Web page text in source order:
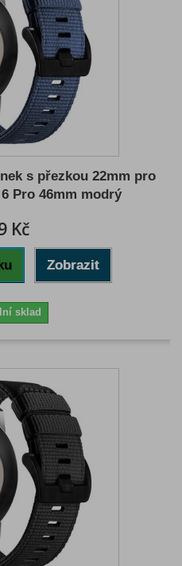
s přezkou 22mm pro
Pro 46mm modrý
Kč
Zobrazit
sklad